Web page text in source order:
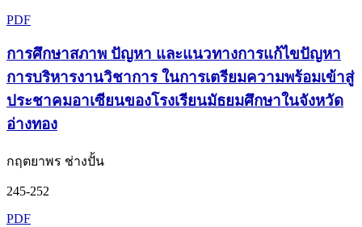
PDF
การศึกษาสภาพ ปัญหา และแนวทางการแก้ไขปัญหา
การบริหารงานวิชาการ ในการเตรียมความพร้อมเข้าสู่
ประชาคมอาเซียนของโรงเรียนมัธยมศึกษาในจังหวัด
อ่างทอง
กฤตยาพร ช่างปั้น
245-252
PDF